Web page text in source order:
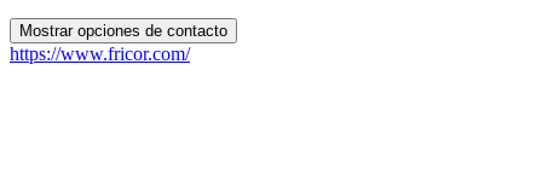
Mostrar opciones de contacto
https://www.fricor.com/